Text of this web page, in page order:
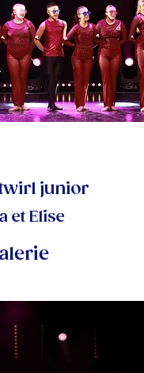
twirl junior
et Elise